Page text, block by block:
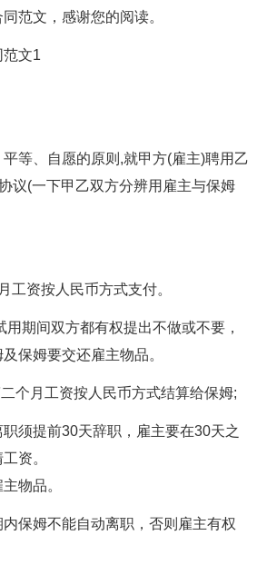
范文，感谢您的阅读。
文1
等、自愿的原则,就甲方(雇主)聘用乙
议(一下甲乙双方分辨用雇主与保姆
工资按人民币方式支付。
用期间双方都有权提出不做或不要，
保姆要交还雇主物品。
个月工资按人民币方式结算给保姆;
须提前30天辞职，雇主要在30天之
资。
物品。
保姆不能自动离职，否则雇主有权